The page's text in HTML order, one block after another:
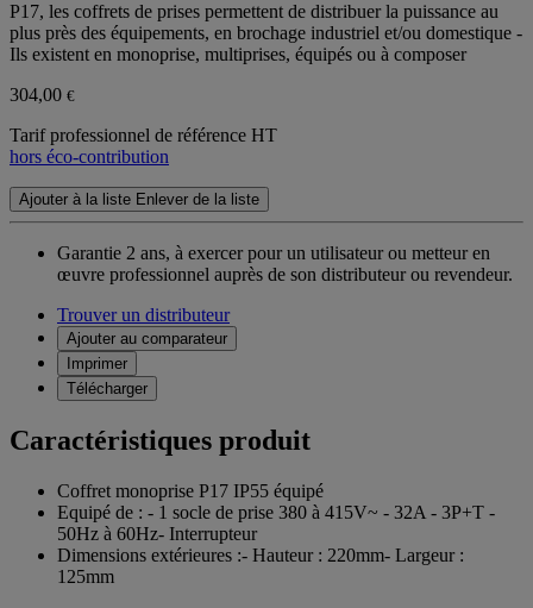
P17, les coffrets de prises permettent de distribuer la puissance au
plus près des équipements, en brochage industriel et/ou domestique -
Ils existent en monoprise, multiprises, équipés ou à composer
304,00 €
Tarif professionnel de référence HT
hors éco-contribution
Ajouter à la liste Enlever de la liste
Garantie 2 ans, à exercer pour un utilisateur ou metteur en
œuvre professionnel auprès de son distributeur ou revendeur.
Trouver un distributeur
Ajouter au comparateur
Imprimer
Télécharger
Caractéristiques produit
Coffret monoprise P17 IP55 équipé
Equipé de : - 1 socle de prise 380 à 415V~ - 32A - 3P+T -
50Hz à 60Hz- Interrupteur
Dimensions extérieures :- Hauteur : 220mm- Largeur :
125mm